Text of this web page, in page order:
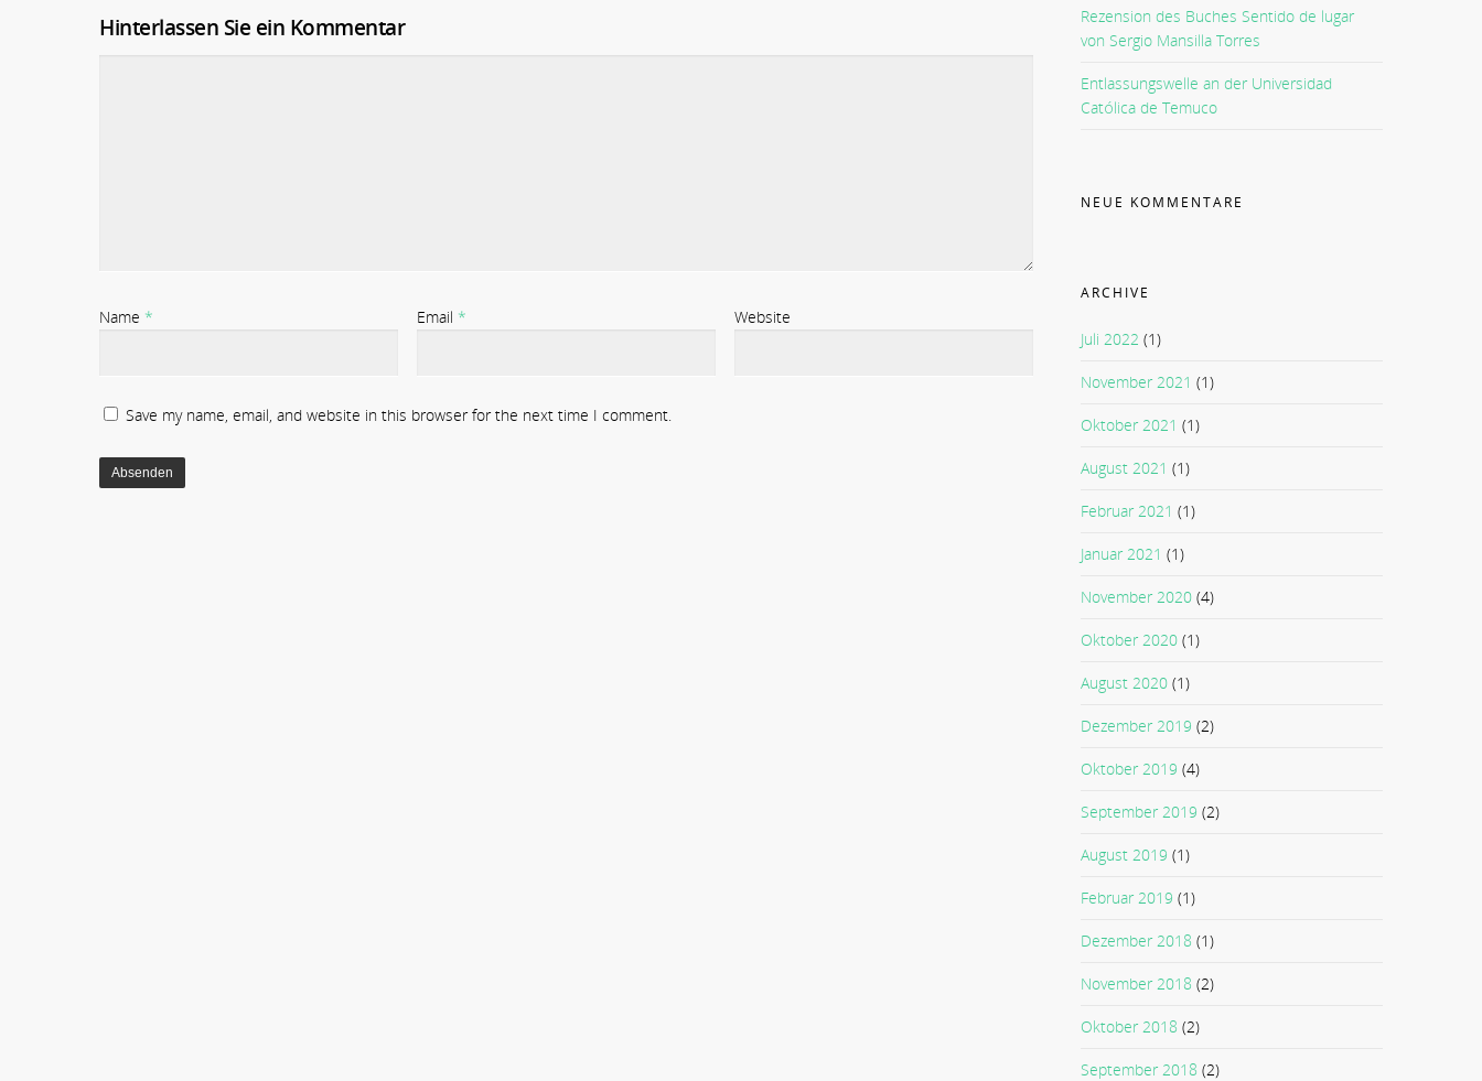
Hinterlassen Sie ein Kommentar
Name * Email * Website
Save my name, email, and website in this browser for the next time I comment.
Rezension des Buches Sentido de lugar
von Sergio Mansilla Torres
Entlassungswelle an der Universidad
Católica de Temuco
NEUE KOMMENTARE
ARCHIVE
Juli 2022 (1)
November 2021 (1)
Oktober 2021 (1)
August 2021 (1)
Februar 2021 (1)
Januar 2021 (1)
November 2020 (4)
Oktober 2020 (1)
August 2020 (1)
Dezember 2019 (2)
Oktober 2019 (4)
September 2019 (2)
August 2019 (1)
Februar 2019 (1)
Dezember 2018 (1)
November 2018 (2)
Oktober 2018 (2)
September 2018 (2)